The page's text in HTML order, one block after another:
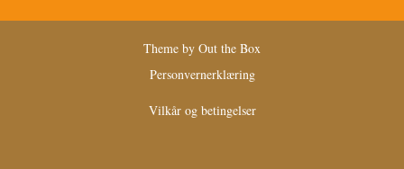
Theme by Out the Box
Personvernerklæring
Vilkår og betingelser